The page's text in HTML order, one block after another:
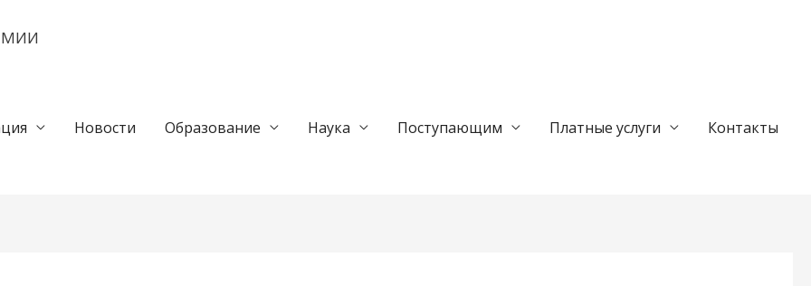
Новости Образование Наука Поступающим Платные услуги Контакты